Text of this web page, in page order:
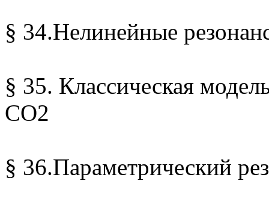
§ 34.Нелинейные
§ 35. Классическая
CO2
§ 36.Параметрический